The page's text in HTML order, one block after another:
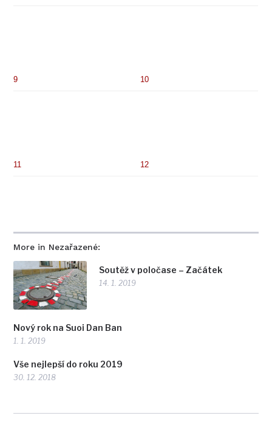
More in Nezařazené:
Soutěž v poločase – Začátek
14. 1. 2019
Nový rok na Suoi Dan Ban
1. 1. 2019
Vše nejlepší do roku 2019
30. 12. 2018
9 10
11 12